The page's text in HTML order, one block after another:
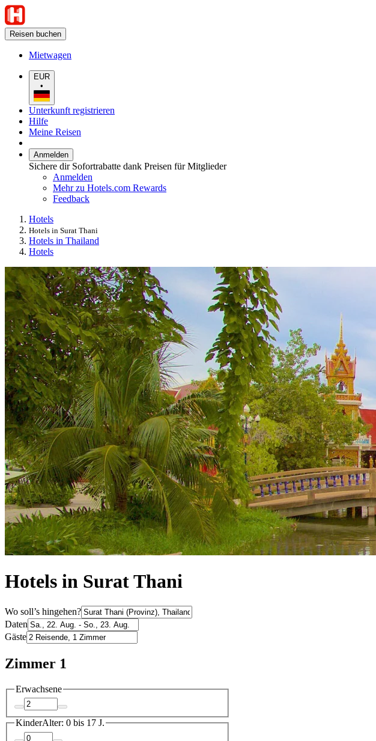
Reisen buchen
Mietwagen
EUR
•
Unterkunft registrieren
Hilfe
Meine Reisen
Anmelden
Sichere dir Sofortrabatte dank Preisen für Mitglieder
Anmelden
Mehr zu Hotels.com Rewards
Feedback
Hotels
Hotels in Surat Thani
Hotels in Thailand
Hotels
Hotels in Surat Thani
Wo soll’s hingehen?
Daten
Gäste
Zimmer 1
Erwachsene
KinderAlter: 0 bis 17 J.